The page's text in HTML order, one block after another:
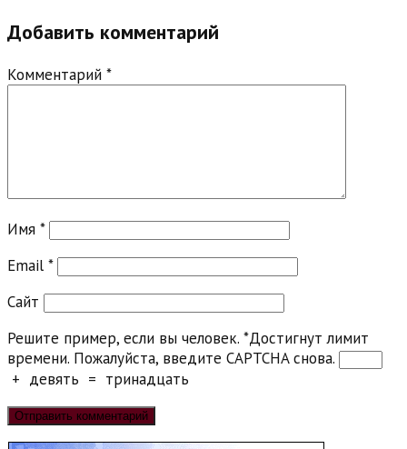
Добавить комментарий
Комментарий *
Имя *
Email *
Сайт
Решите пример, если вы человек. *Достигнут лимит
времени. Пожалуйста, введите CAPTCHA снова.
+ девять = тринадцать